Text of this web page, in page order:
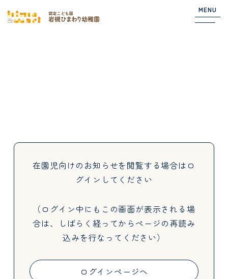
MENU
About
Activities
在園児向けのお知らせを閲覧する場合は ロ
グインしてください
（ログイン中にもこの画面が表示される場
合は、しばらく経ってからページの再読み
込みを行なってください）
ログインページへ